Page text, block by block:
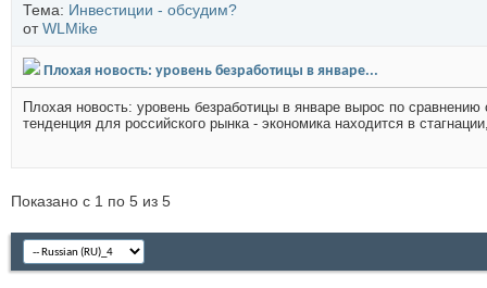
Тема: Инвестиции - обсудим?
отWLMike
Плохая новость: уровень безработицы в январе...
Плохая новость: уровень безработицы в январе вырос по
тенденция для российского рынка - экономика находится в
Показано с 1 по 5 из 5